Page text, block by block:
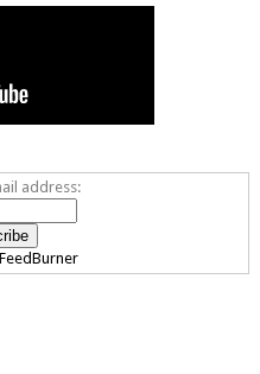
address:
FeedBurner